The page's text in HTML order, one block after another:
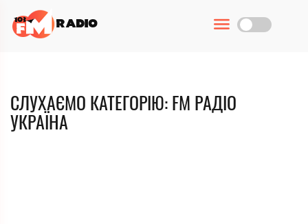
СЛУХАЄМО КАТЕГОРІЮ: FM РАДІО
УКРАЇНА